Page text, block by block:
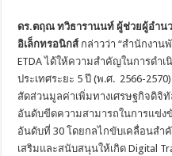
ดร.ตฤณ ทวิธารานนท์ ผู้ช่วยผู้อำน
อิเล็กทรอนิกส์ กล่าวว่า “สำนักงา
ETDA ได้ให้ความสำคัญในการดำ
ประเทศระยะ 5 ปี (พ.ศ. 2566-
สัดส่วนมูลค่าเพิ่มทางเศรษฐกิจดิจิทั
อันดับขีดความสามารถในการแข่
อันดับที่ 30 โดยกลไกขับเคลื่อนสำ
เสริมและสนับสนุนให้เกิด Digital